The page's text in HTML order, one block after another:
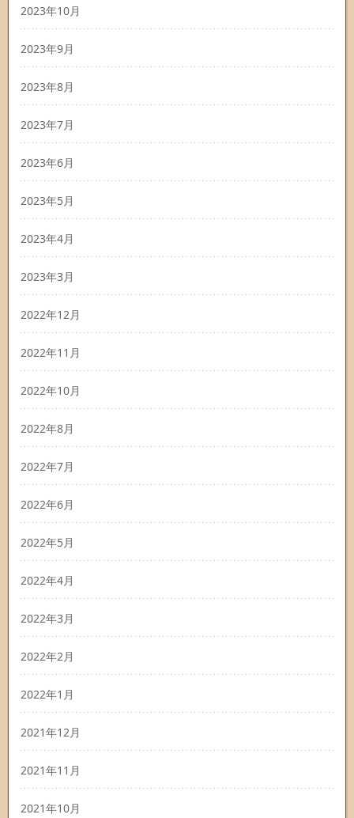
2023年10月
2023年9月
2023年8月
2023年7月
2023年6月
2023年5月
2023年4月
2023年3月
2022年12月
2022年11月
2022年10月
2022年8月
2022年7月
2022年6月
2022年5月
2022年4月
2022年3月
2022年2月
2022年1月
2021年12月
2021年11月
2021年10月